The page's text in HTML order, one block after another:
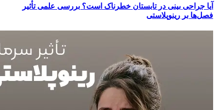
آیا جراحی بینی در تابستان خطرناک است؟ بررسی علمی تأثیر
فصل‌ها بر رینوپلاستی